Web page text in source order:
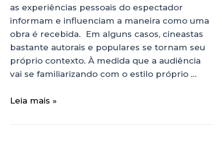
as experiências pessoais do espectador
informam e influenciam a maneira como uma
obra é recebida. Em alguns casos, cineastas
bastante autorais e populares se tornam seu
próprio contexto. À medida que a audiência
vai se familiarizando com o estilo próprio …
Leia mais »